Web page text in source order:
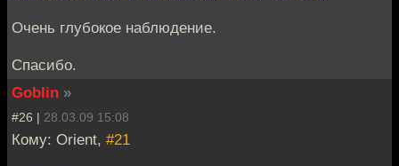
Очень глубокое наблюдение.
Спасибо.
Goblin »
#26 | 28.03.09 15:08
Кому: Orient, #21